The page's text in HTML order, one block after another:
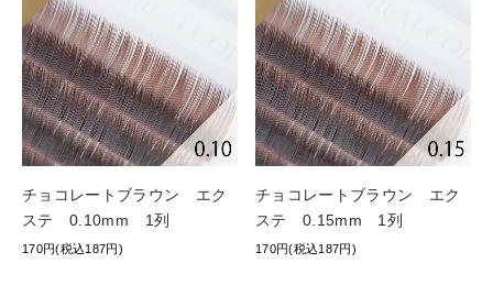
チョコレートブラウン エク
ステ 0.10mm 1列
170円(税込187円)
チョコレートブラウン エク
ステ 0.15mm 1列
170円(税込187円)